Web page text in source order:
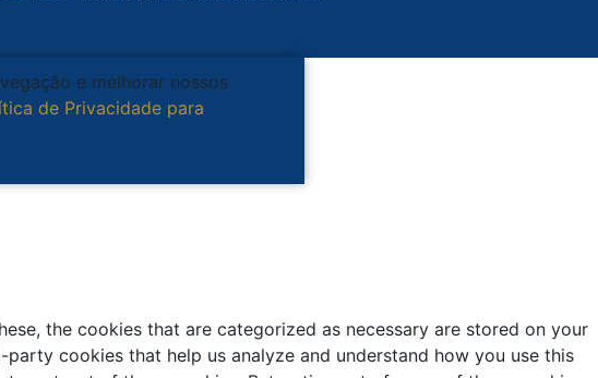
e melhorar nossos
de Privacidade para
the cookies that are categorized as necessary are stored on your
cookies that help us analyze and understand how you use this